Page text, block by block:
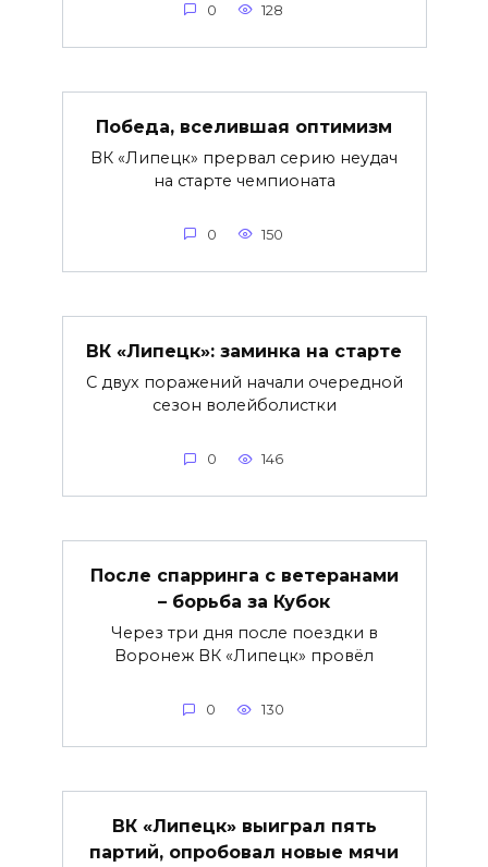
0 128
Победа, вселившая оптимизм
ВК «Липецк» прервал серию неудач
на старте чемпионата
0 150
ВК «Липецк»: заминка на старте
С двух поражений начали очередной
сезон волейболистки
0 146
После спарринга с ветеранами
– борьба за Кубок
Через три дня после поездки в
Воронеж ВК «Липецк» провёл
0 130
ВК «Липецк» выиграл пять
партий, опробовал новые мячи